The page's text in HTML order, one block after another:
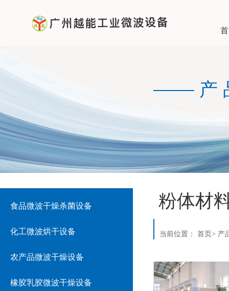
产
食品微波干燥杀菌设备
化工微波烘干设备
农产品微波干燥设备
橡胶乳胶微波干燥设备
粉体材
当前位置： 首页> 产